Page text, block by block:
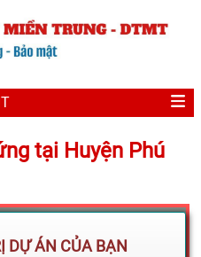
tại Huyện Phú
DỰ ÁN CỦA BẠN